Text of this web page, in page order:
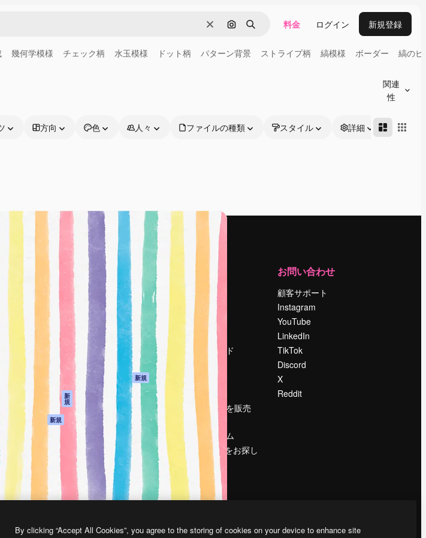
消去 画像で検索
検索 料金 ログイン 新規登録
幾何学模様 チェック柄 水玉模様 ドット柄 パターン背景 ストライプ柄 縞模様 ボーダー 縞の
関連
性
方向 色 人々 ファイルの種類 スタイル 詳細
製品
Spaces
AI アシスタント
AI 画像生成ツール
AI 動画生成ツール
AI 音声合成ツール
ストックコンテン
ChatGPT
けMCP
新
規
ージェント 新規
モバイルアプリ
すべてのMagnificツ
ール
はじめに
Academy
ドキュメント
サポート
利用規約
プライバシーポリ
シー
オリジナル 新規
クッキーポリシー
トラストセンター
アフィリエイト
法人向け
運営
料金
会社概要
Reviews
採用情報
検索トレンド
ブログ
イベント
Slidesgo
コンテンツを販売
する
プレスルーム
magnific.aiをお探し
ですか？
お問い合わせ
顧客サポート
Instagram
YouTube
LinkedIn
TikTok
Discord
X
Reddit
By clicking “Accept All Cookies”, you agree to the storing of cookies on your device to enhance site